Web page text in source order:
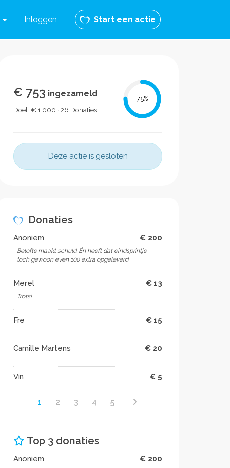
Inloggen Start een actie
€ 753 ingezameld
Doel: € 1.000 · 26 Donaties
75%
Deze actie is gesloten
Donaties
Anoniem € 200
Belofte maakt schuld. Én heeft dat eindsprintje
toch gewoon even 100 extra opgeleverd
Merel € 13
Trots!
Fre € 15
Camille Martens € 20
Vin € 5
1 2 3 4 5
Top 3 donaties
Anoniem € 200